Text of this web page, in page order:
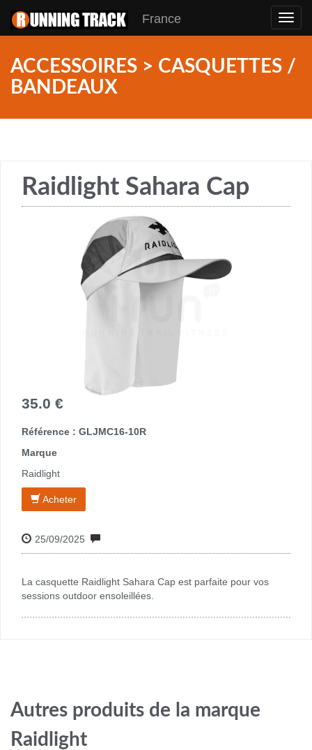
France
ACCESSOIRES > CASQUETTES /
BANDEAUX
Raidlight Sahara Cap
35.0 €
Référence : GLJMC16-10R
Marque
Raidlight
Acheter
25/09/2025
La casquette Raidlight Sahara Cap est parfaite pour vos
sessions outdoor ensoleillées.
Autres produits de la marque
Raidlight